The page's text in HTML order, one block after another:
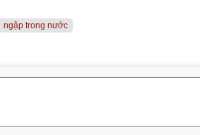
ngập trong nước